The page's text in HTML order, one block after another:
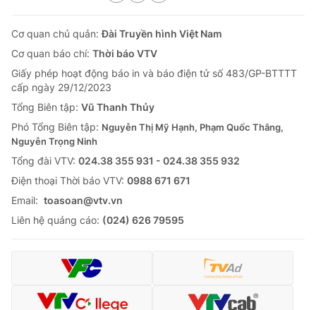
Cơ quan chủ quản:Đài Truyền hình Việt Nam
Cơ quan báo chí: Thời báo VTV
Giấy phép hoạt động báo in và báo điện tử số 483/GP-BTTTT
cấp ngày 29/12/2023
Tổng Biên tập: Vũ Thanh Thủy
Phó Tổng Biên tập: Nguyễn Thị Mỹ Hạnh, Phạm Quốc Thắng,
Nguyễn Trọng Ninh
Tổng đài VTV: 024.38 355 931 - 024.38 355 932
Ðiện thoại Thời báo VTV: 0988 671 671
Email: toasoan@vtv.vn
Liên hệ quảng cáo: (024) 626 79595